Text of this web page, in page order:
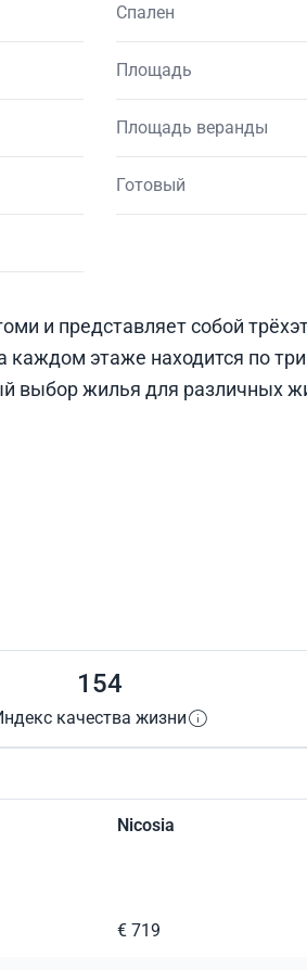
Спален
Площадь
Площадь веранды
Готовый
и представляет собой
этаже находится по
выбор жилья для различных
154
качества жизни
Nicosia
€ 719